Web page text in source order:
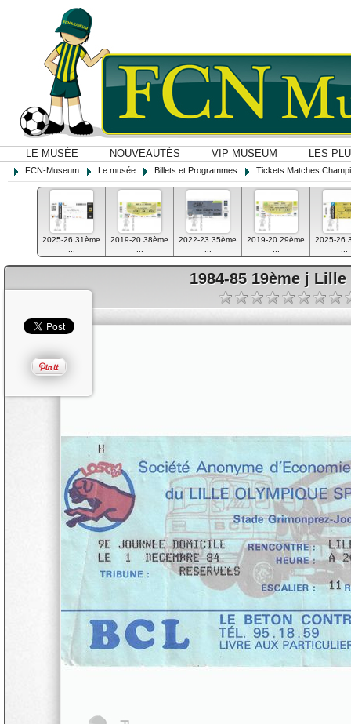
LE MUSÉE NOUVEAUTÉS VIP MUSEUM LES
FCN-Museum Le musée Billets et Programmes Tickets Matches
2025-26 31ème
2019-20 38ème
2022-23 35ème
2019-20 29ème
2025-26
1984-85 19ème j Lille